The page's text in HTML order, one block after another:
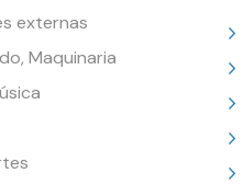
externas
Maquinaria